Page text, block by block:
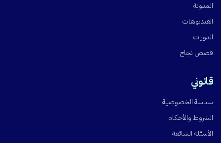
المدونة
الفيديوهات
الدورات
قصص نجاح
قانوني
سياسة الخصوصية
الشروط والأحكام
الأسئلة الشائعة